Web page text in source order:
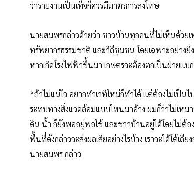
ว่ารายงานเป็นเท็จก็ควรมีมาตรการลงโทษ
นายสมพรกล่าวด้วยว่า ชาวบ้านทุกคนที่ไม่เห็นด้วย
ทรัพยากรธรรมชาติ และวิถีชุมชน โดยเฉพาะอย่าง
หากเกิดโรงไฟฟ้าขึ้นมา เกษตรจะต้องตกเป็นฝ่ายแ
“ถ้าไม่แน่ใจ อยากทำเวทีใหม่ก็ทำได้ แต่ต้องไม่เป็น
ระทบทางสิ่งแวดล้อมแบบไหนมาอ้าง ผมก็ว่าไม่เห
ดิน น้ำ ก็ยังพออยู่พอใช้ และชาวบ้านอยู่ได้โดยไม่ต้อ
พื้นที่ดังกล่าวจะส่งผลเสียอย่างไรบ้าง เราจะได้โต้เ
นายสมพร กล่าว